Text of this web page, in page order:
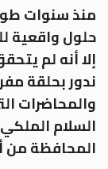
منذ سنوات
حلول واقعية
إلا أنه لم
ندور بحلقة
والمحاضرات
السلام
المحافظة من